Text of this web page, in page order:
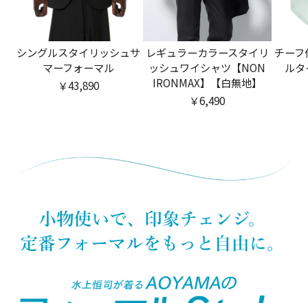
シングルスタイリッシュサ
マーフォーマル
￥43,890
レギュラーカラースタイリ
ッシュワイシャツ【NON
IRONMAX】【白無地】
￥6,490
チー
ル